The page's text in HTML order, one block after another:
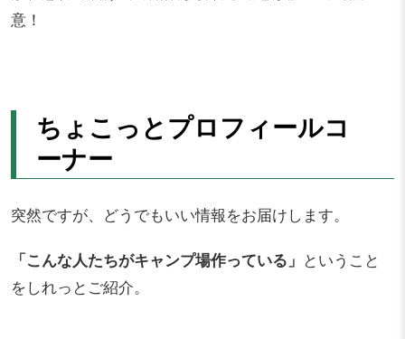
意！
ちょこっとプロフィールコ
ーナー
突然ですが、どうでもいい情報をお届けします。
「こんな人たちがキャンプ場作っている」 ということ
をしれっとご紹介。